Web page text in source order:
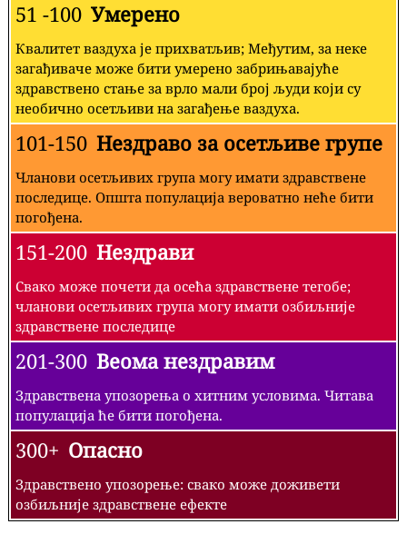
51 -100 Умерено
Квалитет ваздуха је прихватљив; Међутим, за неке
загађиваче може бити умерено забрињавајуће
здравствено стање за врло мали број људи који су
необично осетљиви на загађење ваздуха.
101-150 Нездраво за осетљиве групе
Чланови осетљивих група могу имати здравствене
последице. Општа популација вероватно неће бити
погођена.
151-200 Нездрави
Свако може почети да осећа здравствене тегобе;
чланови осетљивих група могу имати озбиљније
здравствене последице
201-300 Веома нездравим
Здравствена упозорења о хитним условима. Читава
популација ће бити погођена.
300+ Опасно
Здравствено упозорење: свако може доживети
озбиљније здравствене ефекте